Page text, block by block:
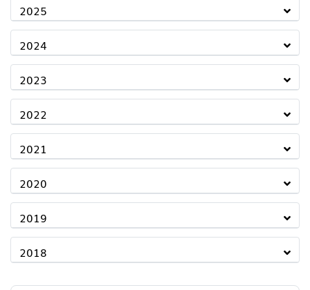
2025
2024
2023
2022
2021
2020
2019
2018